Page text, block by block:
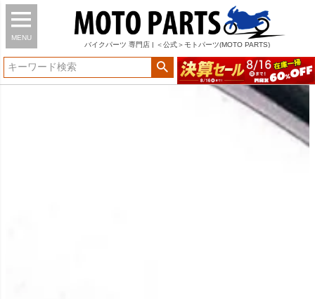
MENU
バイク パーツ 専門店 | ＜公式＞モトパーツ(MOTO PARTS)